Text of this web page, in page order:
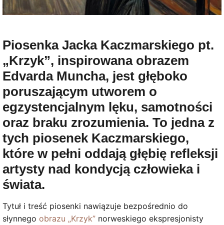
Piosenka Jacka Kaczmarskiego pt.
„Krzyk”, inspirowana obrazem
Edvarda Muncha, jest głęboko
poruszającym utworem o
egzystencjalnym lęku, samotności
oraz braku zrozumienia. To jedna z
tych piosenek Kaczmarskiego,
które w pełni oddają głębię refleksji
artysty nad kondycją człowieka i
świata.
Tytuł i treść piosenki nawiązuje bezpośrednio do
słynnego obrazu „Krzyk” norweskiego ekspresjonisty